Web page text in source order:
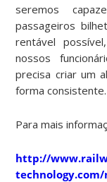
seremos
passageiros
rentável
nossos
precisa criar um
forma consistente.
Para mais
http://